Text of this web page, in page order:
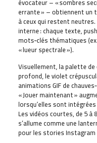
évocateur – « sombres
errante » – obtiennent un
à ceux qui restent
interne : chaque texte,
mots‑clés thématiques
« lueur spectrale »).
Visuellement, la palette
profond, le violet
animations GIF de
« Jouer maintenant »
lorsqu’elles sont intégrées
Les vidéos courtes, de 5 à
s’allume comme une
pour les stories